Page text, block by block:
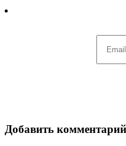
адрес
*
Добавить комментарий